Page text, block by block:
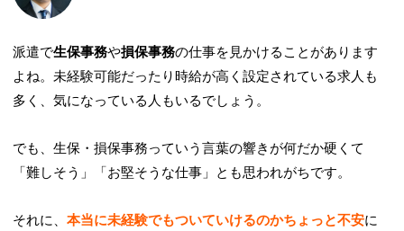
派遣で生保事務や損保事務の仕事を見かけることがあります
よね。未経験可能だったり時給が高く設定されている求人も
多く、気になっている人もいるでしょう。
でも、生保・損保事務っていう言葉の響きが何だか硬くて
「難しそう 」「 お堅そうな仕事 」とも思われがちです。
それに、本当に未経験でもついていけるのかちょっと不安に